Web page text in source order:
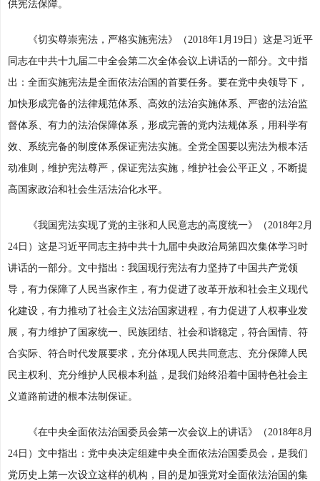
供宪法保障。
《切实尊崇宪法，严格实施宪法》（2018年1月19日）这是习近平
同志在中共十九届二中全会第二次全体会议上讲话的一部分。文中指
出：全面实施宪法是全面依法治国的首要任务。要在党中央领导下，
加快形成完备的法律规范体系、高效的法治实施体系、严密的法治监
督体系、有力的法治保障体系，形成完善的党内法规体系，用科学有
效、系统完备的制度体系保证宪法实施。全党全国要以宪法为根本活
动准则，维护宪法尊严，保证宪法实施，维护社会公平正义，不断提
高国家政治和社会生活法治化水平。
《我国宪法实现了党的主张和人民意志的高度统一》（2018年2月
24日）这是习近平同志主持中共十九届中央政治局第四次集体学习时
讲话的一部分。文中指出：我国现行宪法有力坚持了中国共产党领
导，有力保障了人民当家作主，有力促进了改革开放和社会主义现代
化建设，有力推动了社会主义法治国家进程，有力促进了人权事业发
展，有力维护了国家统一、民族团结、社会和谐稳定，符合国情、符
合实际、符合时代发展要求，充分体现人民共同意志、充分保障人民
民主权利、充分维护人民根本利益，是我们始终沿着中国特色社会主
义道路前进的根本法制保证。
《在中央全面依法治国委员会第一次会议上的讲话》（2018年8月
24日）文中指出：党中央决定组建中央全面依法治国委员会，是我们
党历史上第一次设立这样的机构，目的是加强党对全面依法治国的集